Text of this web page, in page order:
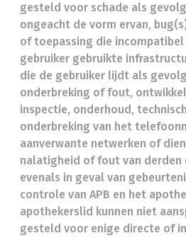
gesteld voor schade als
ongeacht de vorm ervan,
of toepassing die
gebruiker gebruikte
die de gebruiker lijdt als
onderbreking of fout,
inspectie, onderhoud,
onderbreking van het
aanverwante netwerken of
nalatigheid of fout van derden
evenals in geval van
controle van APB en het
apothekerslid kunnen niet
gesteld voor enige directe of